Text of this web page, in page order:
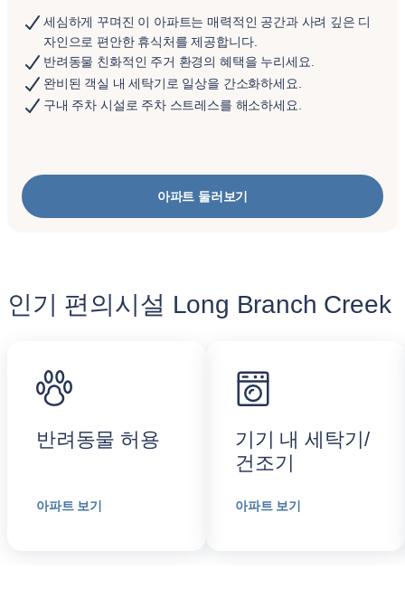
세심하게 꾸며진 이 아파트는 매력적인 공간과 사려 깊은 디
자인으로 편안한 휴식처를 제공합니다.
반려동물 친화적인 주거 환경의 혜택을 누리세요.
완비된 객실 내 세탁기로 일상을 간소화하세요.
구내 주차 시설로 주차 스트레스를 해소하세요.
아파트 둘러보기
인기 편의시설 Long Branch Creek
반려동물 허용
아파트 보기
기기 내 세탁기/
건조기
아파트 보기